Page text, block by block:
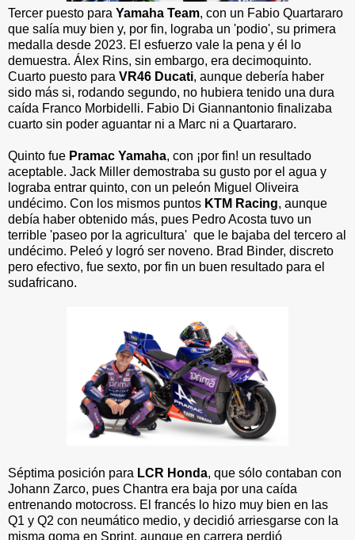
Tercer puesto para Yamaha Team, con un Fabio Quartararo
que salía muy bien y, por fin, lograba un 'podio', su primera
medalla desde 2023. El esfuerzo vale la pena y él lo
demuestra. Álex Rins, sin embargo, era decimoquinto.
Cuarto puesto para VR46 Ducati, aunque debería haber
sido más si, rodando segundo, no hubiera tenido una dura
caída Franco Morbidelli. Fabio Di Giannantonio finalizaba
cuarto sin poder aguantar ni a Marc ni a Quartararo.
Quinto fue Pramac Yamaha, con ¡por fin! un resultado
aceptable. Jack Miller demostraba su gusto por el agua y
lograba entrar quinto, con un peleón Miguel Oliveira
undécimo. Con los mismos puntos KTM Racing, aunque
debía haber obtenido más, pues Pedro Acosta tuvo un
terrible 'paseo por la agricultura' que le bajaba del tercero al
undécimo. Peleó y logró ser noveno. Brad Binder, discreto
pero efectivo, fue sexto, por fin un buen resultado para el
sudafricano.
Séptima posición para LCR Honda, que sólo contaban con
Johann Zarco, pues Chantra era baja por una caída
entrenando motocross. El francés lo hizo muy bien en las
Q1 y Q2 con neumático medio, y decidió arriesgarse con la
misma goma en Sprint, aunque en carrera perdió